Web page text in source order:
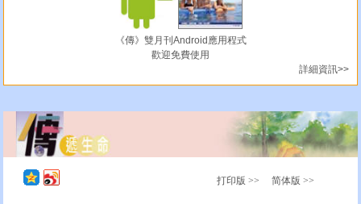
《傳》雙月刊Android應用程式
歡迎免費使用
詳細資訊>>
打印版 >> 简体版 >>